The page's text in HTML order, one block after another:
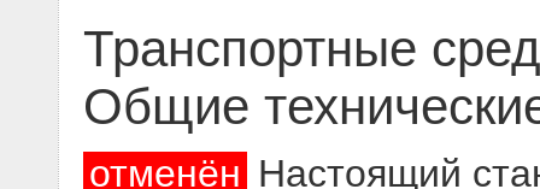
Транспортные
Общие
отменён Настоящий